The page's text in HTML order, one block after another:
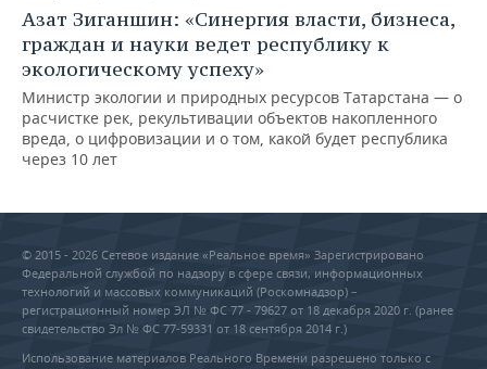
Азат Зиганшин: «Синергия власти, бизнеса,
граждан и науки ведет республику к
экологическому успеху»
Министр экологии и природных ресурсов Татарстана — о
расчистке рек, рекультивации объектов накопленного
вреда, о цифровизации и о том, какой будет республика
через 10 лет
© 2015 - 2026 Сетевое издание «Реальное время» Зарегистрировано
Федеральной службой по надзору в сфере связи, информационных
технологий и массовых коммуникаций (Роскомнадзор) –
регистрационный номер ЭЛ № ФС 77 - 79627 от 18 декабря 2020 г. (ранее
свидетельство Эл № ФС 77-59331 от 18 сентября 2014 г.)
Использование материалов Реального Времени разрешено только с